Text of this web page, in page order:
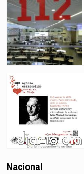
Nacional